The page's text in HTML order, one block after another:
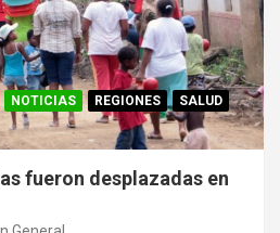
NOTICIAS REGIONES
SALUD
fueron desplazadas en